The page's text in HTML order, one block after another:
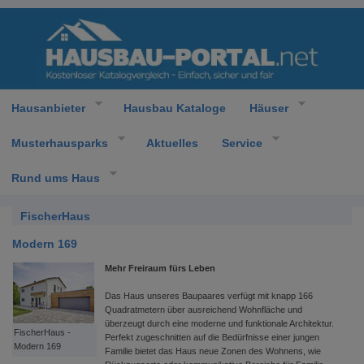
Hausanbieter Hausbau Kataloge Häuser
Musterhausparks Aktuelles Service
Rund ums Haus
FischerHaus
Modern 169
FischerHaus -
Modern 169
Mehr Freiraum fürs Leben
Das Haus unseres Baupaares verfügt mit knapp 166
Quadratmetern über ausreichend Wohnfläche und
überzeugt durch eine moderne und funktionale Architektur.
Perfekt zugeschnitten auf die Bedürfnisse einer jungen
Familie bietet das Haus neue Zonen des Wohnens, wie